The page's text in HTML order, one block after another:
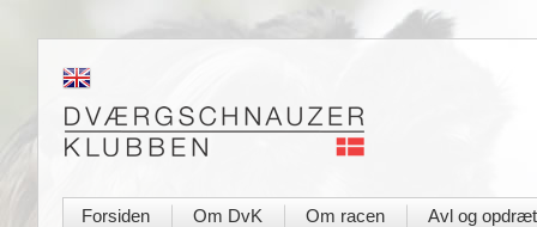
Forsiden Om DvK Om racen Avl og opdræt